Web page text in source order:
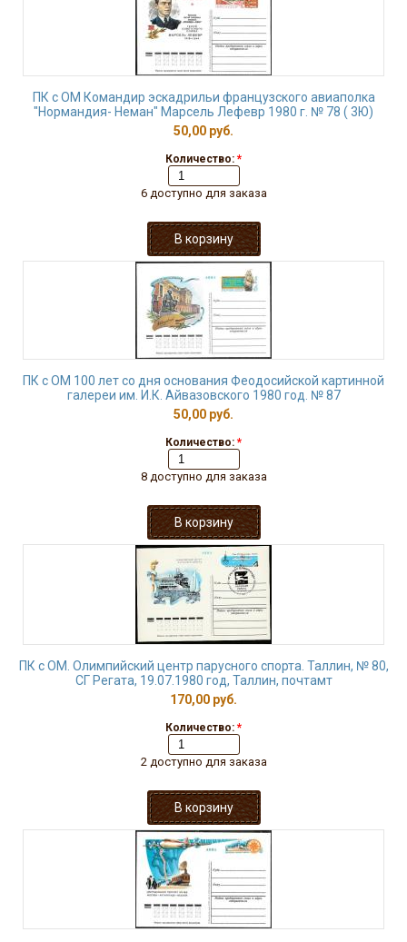
ПК с ОМ Командир эскадрильи французского авиаполка
"Нормандия- Неман" Марсель Лефевр 1980 г. № 78 ( 3Ю)
50,00 руб.
Количество: *
6 доступно для заказа
ПК с ОМ 100 лет со дня основания Феодосийской картинной
галереи им. И.К. Айвазовского 1980 год. № 87
50,00 руб.
Количество: *
8 доступно для заказа
ПК с ОМ. Олимпийский центр парусного спорта. Таллин, № 80,
СГ Регата, 19.07.1980 год, Таллин, почтамт
170,00 руб.
Количество: *
2 доступно для заказа